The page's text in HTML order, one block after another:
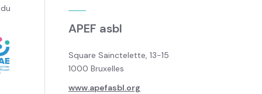
APEF asbl
Square Sainctelette, 13-15
1000 Bruxelles
www.apefasbl.org